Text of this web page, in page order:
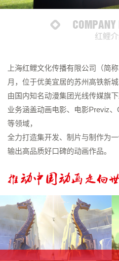
COMPANY
红鲤
上海红鲤文化传播有限公司（简
月，位于优美宜居的苏州高铁新城
由国内知名动漫集团光线传媒旗
业务涵盖动画电影、电影Previz
等领域，
全力打造集开发、制片与制作为
输出高品质好口碑的动画作品。